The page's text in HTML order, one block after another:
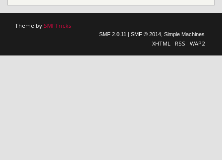
Theme by SMFTricks
SMF 2.0.11 SMF © 2014 Simple Machines
XHTML RSS WAP2